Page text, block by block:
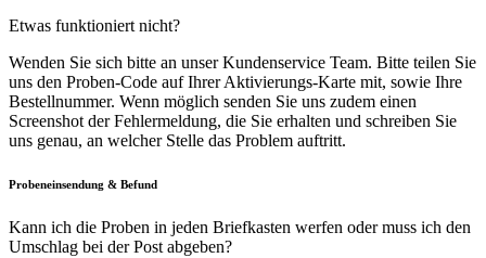
Etwas funktioniert nicht?
Wenden Sie sich bitte an unser Kundenservice Team. Bitte teilen Sie
uns den Proben-Code auf Ihrer Aktivierungs-Karte mit, sowie Ihre
Bestellnummer. Wenn möglich senden Sie uns zudem einen
Screenshot der Fehlermeldung, die Sie erhalten und schreiben Sie
uns genau, an welcher Stelle das Problem auftritt.
Probeneinsendung & Befund
Kann ich die Proben in jeden Briefkasten werfen oder muss ich den
Umschlag bei der Post abgeben?